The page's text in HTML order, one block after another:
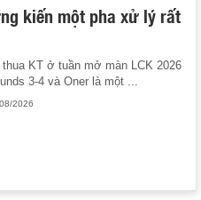
kiến một pha xử lý rất
thua KT ở tuần mở màn LCK 2026
3-4 và Oner là một ...
2026